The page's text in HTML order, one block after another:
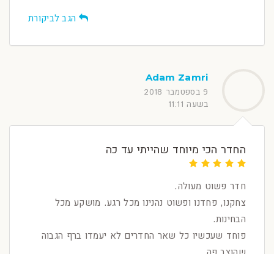
הגב לביקורת
Adam Zamri
9 בספטמבר 2018
בשעה 11:11
החדר הכי מיוחד שהייתי עד כה
חדר פשוט מעולה.
צחקנו, פחדנו ופשוט נהנינו מכל רגע. מושקע מכל
הבחינות.
פוחד שעכשיו כל שאר החדרים לא יעמדו ברף הגבוה